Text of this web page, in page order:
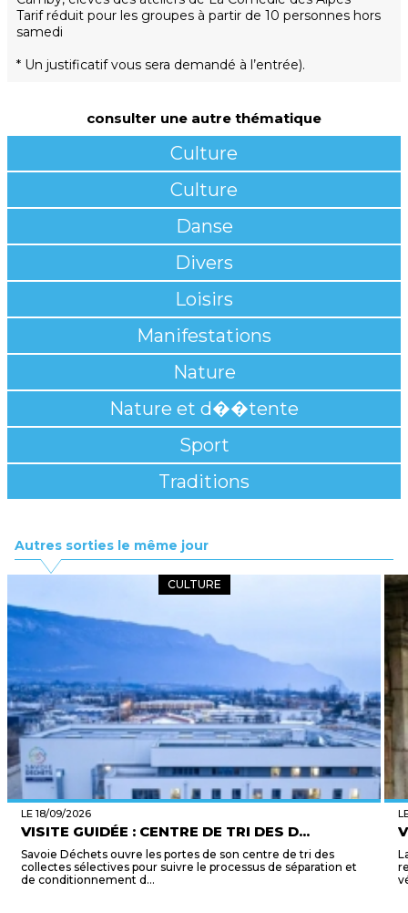
Tarif réduit pour les groupes à partir de 10 personnes hors
samedi
* Un justificatif vous sera demandé à l’entrée).
consulter une autre thématique
Culture
Culture
Danse
Divers
Loisirs
Manifestations
Nature
Nature et d��tente
Sport
Traditions
Autres sorties le même jour
CULTURE
LE 18/09/2026
VISITE GUIDÉE : CENTRE DE TRI DES D...
Savoie Déchets ouvre les portes de son centre de tri des
collectes sélectives pour suivre le processus de séparation et
de conditionnement d...